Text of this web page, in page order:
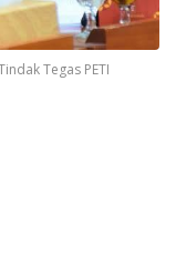
Tegas PETI